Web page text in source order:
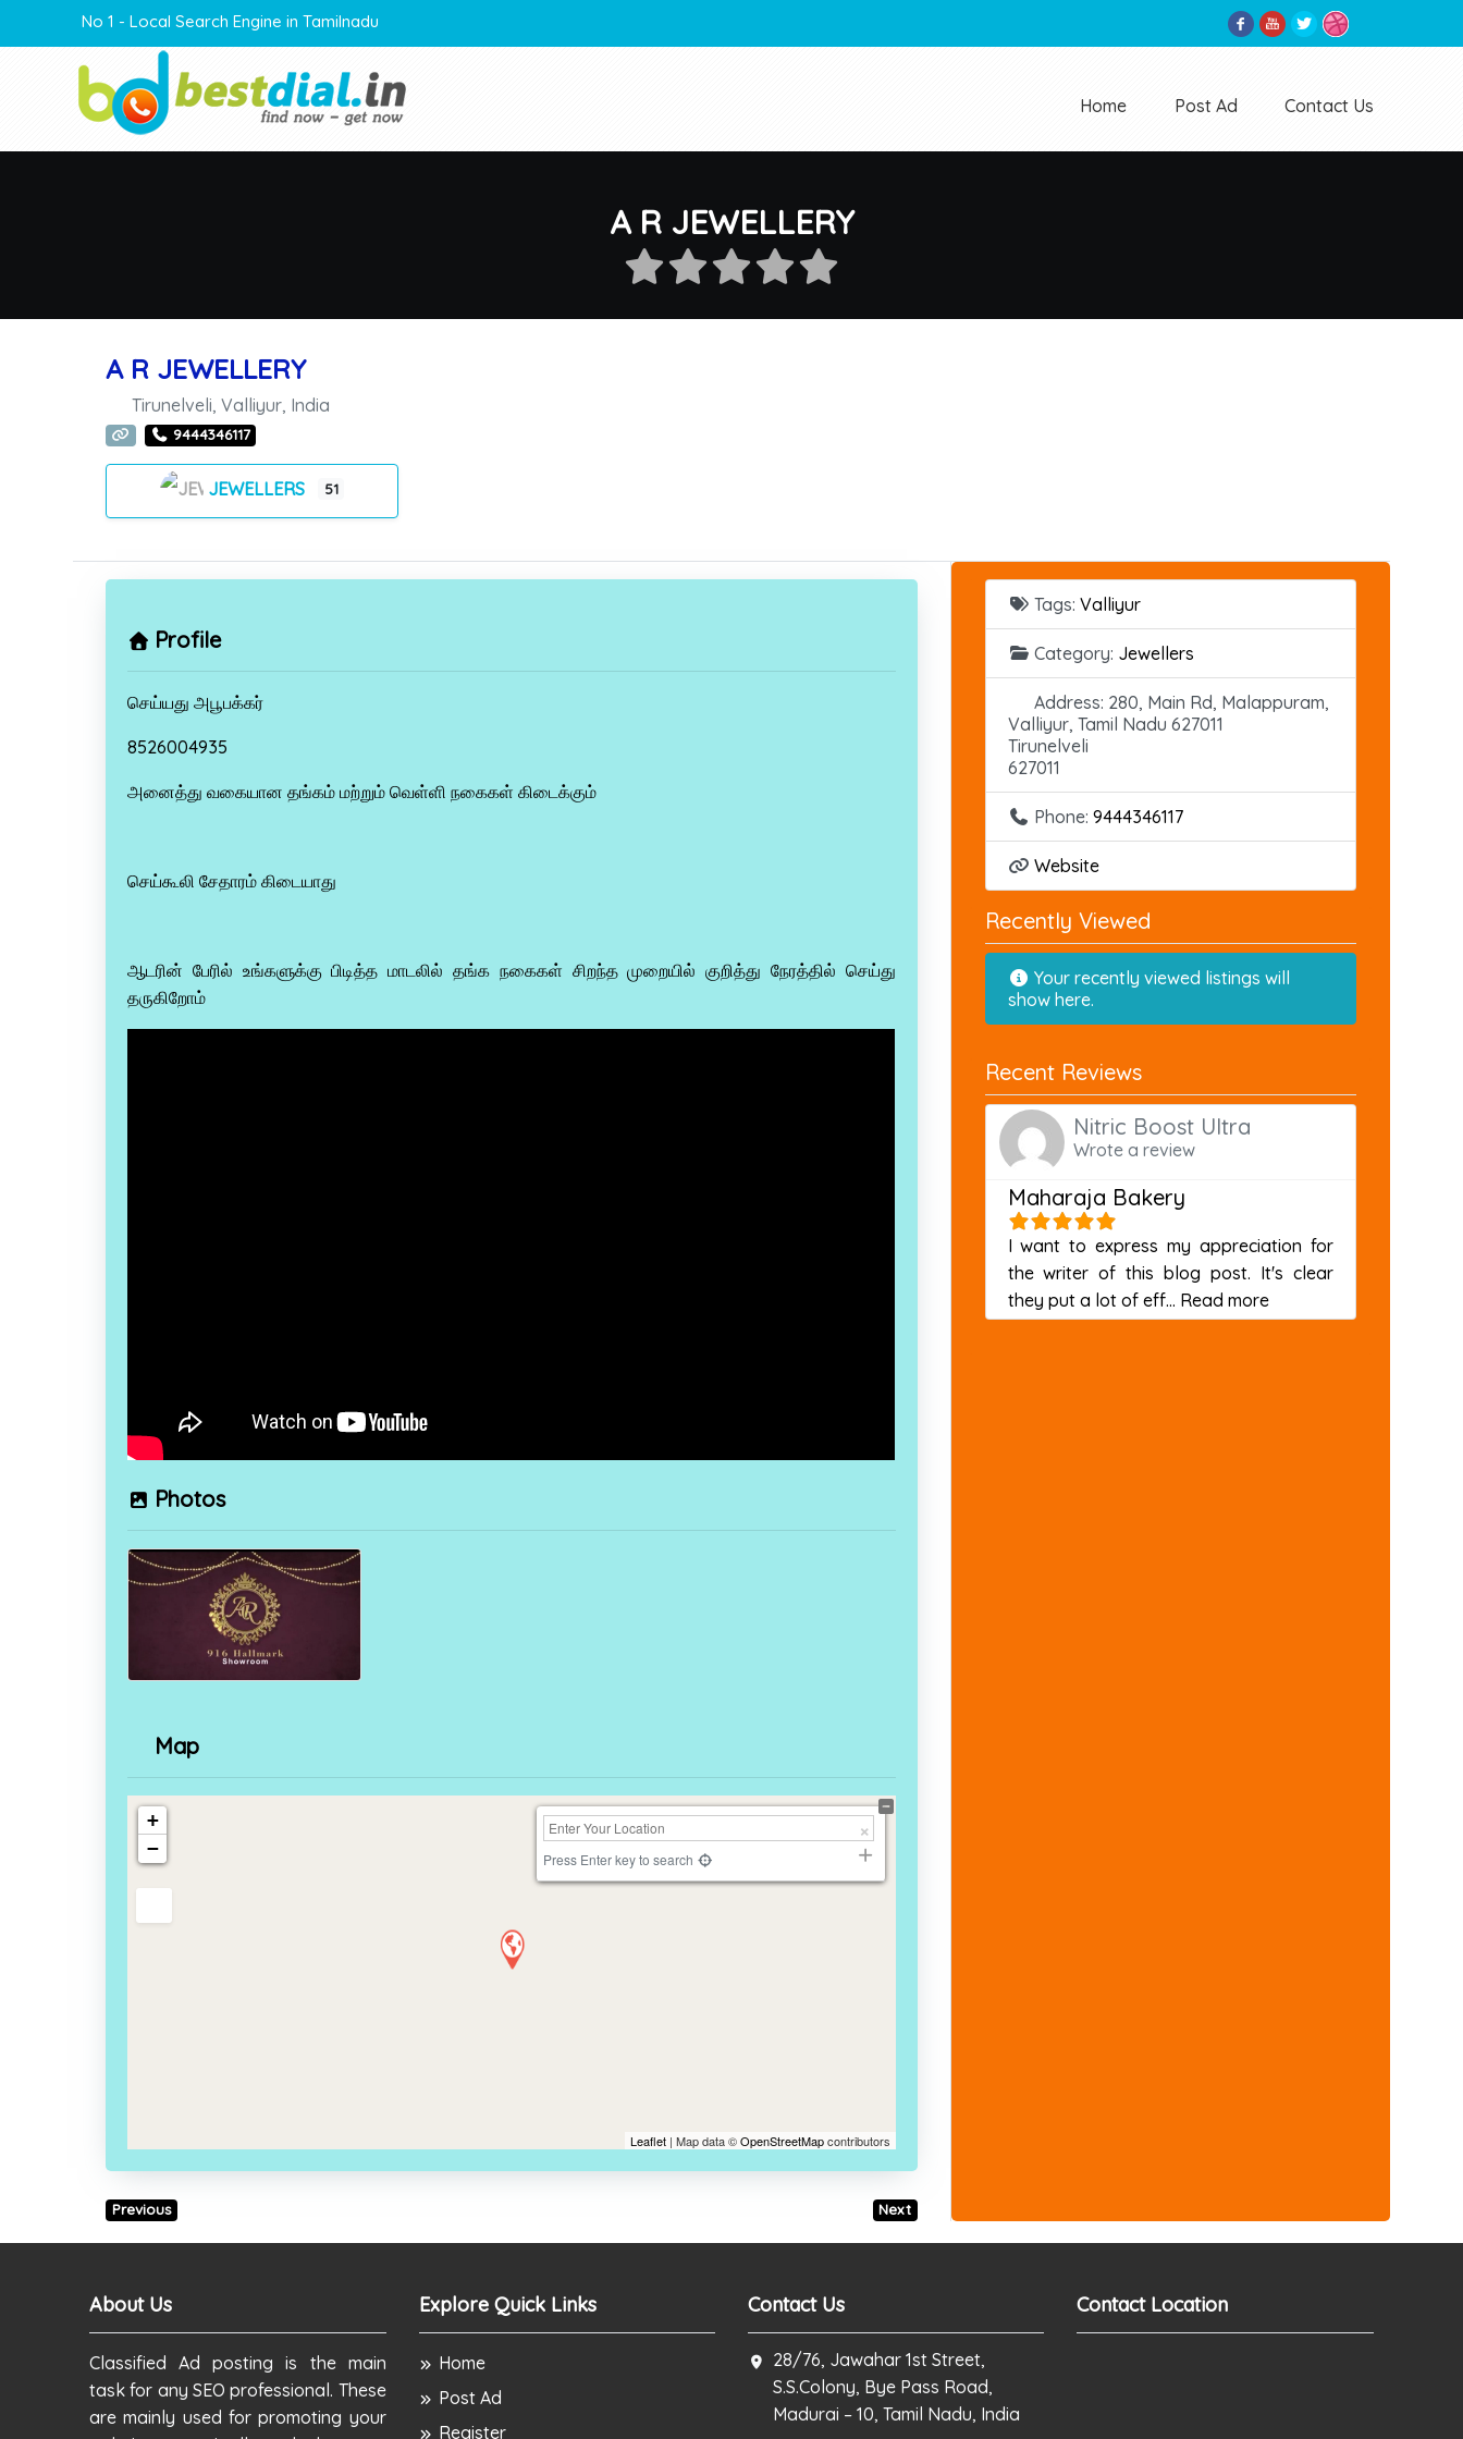
No 1 - Local Search Engine in Tamilnadu
Home Post Ad Contact Us
A R JEWELLERY
A R JEWELLERY
Tirunelveli ,Valliyur India
9444346117
JEWELLERS 51
Profile
செய்யது அபூபக்கர்
8526004935
அனைத்து வகையான தங்கம் மற்றும் வெள்ளி நகைகள் கிடைக்கும்
செய்கூலி சேதாரம் கிடையாது
ஆடரின் பேரில் உங்களுக்கு பிடித்த மாடலில் தங்க நகைகள் சிறந்த முறையில் குறித்து நேரத்தில் செய்து
தருகிறோம்
Photos
Map
+
−
Press Enter key to search
Leaflet| Map data ©OpenStreetMapcontributors
Previous Next
Tags: Valliyur
Category: Jewellers
Address: 280, Main Rd, Malappuram,
Valliyur, Tamil Nadu 627011
Tirunelveli
627011
Phone: 9444346117
Website
Recently Viewed
Your recently viewed listings will
show here.
Recent Reviews
Nitric Boost Ultra
Wrote a review
Maharaja Bakery
I want to express my appreciation for
the writer of this blog post. It's clear
they put a lot of eff... Read moreabout this listing
About Us
Classified Ad posting is the main
task for any SEO professional. These
are mainly used for promoting your
Explore Quick Links
Home
Post Ad
Register
Contact Us
28/76, Jawahar 1st Street,
S.S.Colony, Bye Pass Road,
Madurai – 10, Tamil Nadu, India
Contact Location